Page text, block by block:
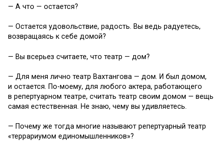
— А что — остается?
— Остается удовольствие, радость. Вы ведь радуетесь,
возвращаясь к себе домой?
— Вы всерьез считаете, что театр — дом?
— Для меня лично театр Вахтангова — дом. И был домом,
и остается. По-моему, для любого актера, работающего
в репертуарном театре, считать театр своим домом — вещь
самая естественная. Не знаю, чему вы удивляетесь.
— Почему же тогда многие называют репертуарный театр
«террариумом единомышленников»?